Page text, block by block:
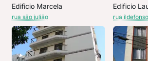
Edificio Marcela
rua são julião
Edificio
rua